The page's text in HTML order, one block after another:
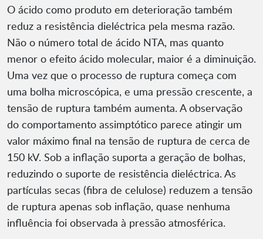
O ácido como produto em deterioração também
reduz a resistência dieléctrica pela mesma razão.
Não o número total de ácido NTA, mas quanto
menor o efeito ácido molecular, maior é a diminuição.
Uma vez que o processo de ruptura começa com
uma bolha microscópica, e uma pressão crescente, a
tensão de ruptura também aumenta. A observação
do comportamento assimptótico parece atingir um
valor máximo final na tensão de ruptura de cerca de
150 kV. Sob a inflação suporta a geração de bolhas,
reduzindo o suporte de resistência dieléctrica. As
partículas secas (fibra de celulose) reduzem a tensão
de ruptura apenas sob inflação, quase nenhuma
influência foi observada à pressão atmosférica.